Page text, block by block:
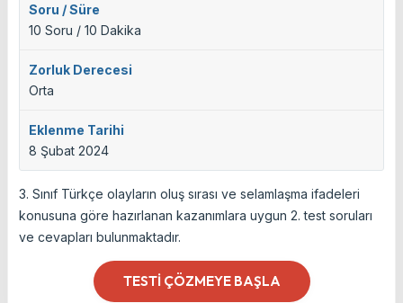
Soru / Süre
10 Soru / 10 Dakika
Zorluk Derecesi
Orta
Eklenme Tarihi
8 Şubat 2024
3. Sınıf Türkçe olayların oluş sırası ve selamlaşma ifadeleri
konusuna göre hazırlanan kazanımlara uygun 2. test soruları
ve cevapları bulunmaktadır.
TESTI ÇÖZMEYE BAŞLA